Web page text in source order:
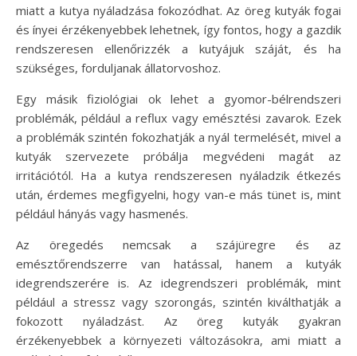
miatt a kutya nyáladzása fokozódhat. Az öreg kutyák fogai
és ínyei érzékenyebbek lehetnek, így fontos, hogy a gazdik
rendszeresen ellenőrizzék a kutyájuk száját, és ha
szükséges, forduljanak állatorvoshoz.
Egy másik fiziológiai ok lehet a gyomor-bélrendszeri
problémák, például a reflux vagy emésztési zavarok. Ezek
a problémák szintén fokozhatják a nyál termelését, mivel a
kutyák szervezete próbálja megvédeni magát az
irritációtól. Ha a kutya rendszeresen nyáladzik étkezés
után, érdemes megfigyelni, hogy van-e más tünet is, mint
például hányás vagy hasmenés.
Az öregedés nemcsak a szájüregre és az
emésztőrendszerre van hatással, hanem a kutyák
idegrendszerére is. Az idegrendszeri problémák, mint
például a stressz vagy szorongás, szintén kiválthatják a
fokozott nyáladzást. Az öreg kutyák gyakran
érzékenyebbek a környezeti változásokra, ami miatt a